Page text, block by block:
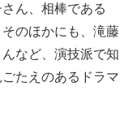
ん、相棒である
そのほかにも、滝藤
など、演技派で知
たえのあるドラマ